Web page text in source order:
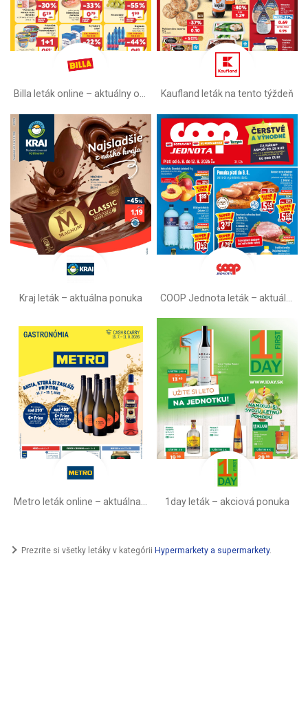
Billa leták online –⁠ aktuálny od stredy Kaufland leták na tento týždeň
Kraj leták – aktuálna ponuka
Metro leták online –⁠ aktuálna ponuka 1day leták – akciová ponuka
Prezrite si všetky letáky v kategórii Hypermarkety a supermarkety.